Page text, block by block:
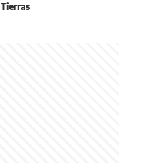
Tierras